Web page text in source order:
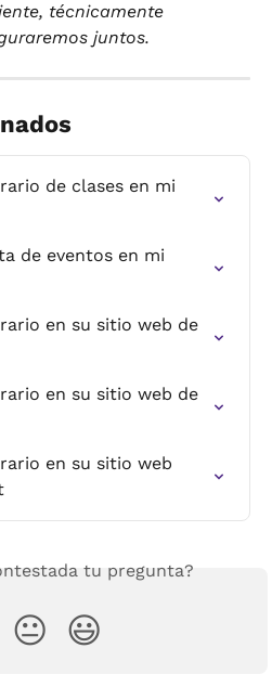
técnicamente
juntos.
de clases en mi
de eventos en mi
en su sitio web de
en su sitio web de
en su sitio web
tu pregunta?
😐 😃